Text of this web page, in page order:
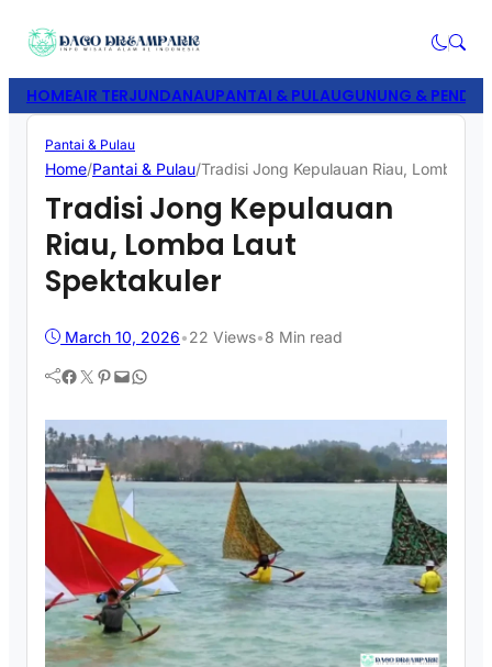
HOMEAIR TERJUNDANAUPANTAI & PULAUGUNUNG &
Pantai & Pulau
Home/Pantai & Pulau/Tradisi Jong Kepulauan Riau, Lomba
Tradisi Jong Kepulauan
Riau, Lomba Laut
Spektakuler
March 10, 2026•22 Views•8 Min read
Facebook Twitter Pinterest Mail WhatsApp